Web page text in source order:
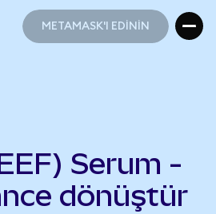
METAMASK'I EDİNİN
Serum -
dönüştür